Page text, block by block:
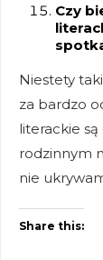
Czy
Niestety
za bardzo
literackie
rodzinnym
nie
Share this: